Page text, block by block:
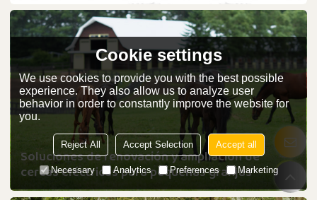
Soluciones de renovación y ampliación de
cercas eléctricas para pequeñas granjas
Cookie settings
We use cookies to provide you with the best possible
experience. They also allow us to analyze user
behavior in order to constantly improve the website for
you.
Reject All Accept Selection Accept all
Necessary Analytics Preferences Marketing